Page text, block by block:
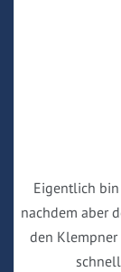
Eigentlich
nachdem aber
den